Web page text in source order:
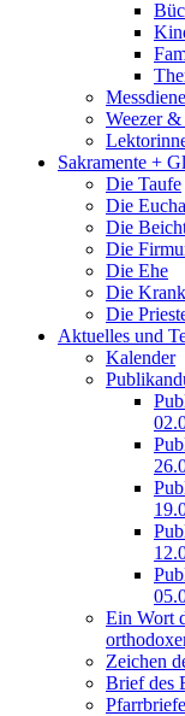
Weezer
Sakramente +
Die Taufe
Die
Die
Die
Die Ehe
Die
Die
Aktuelles und
Kalender
Ein Wort
Zeichen
Brief des
Pfarrbriefe